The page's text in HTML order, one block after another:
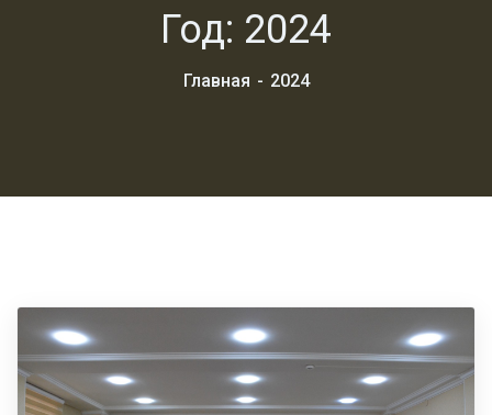
Год: 2024
Главная 2024